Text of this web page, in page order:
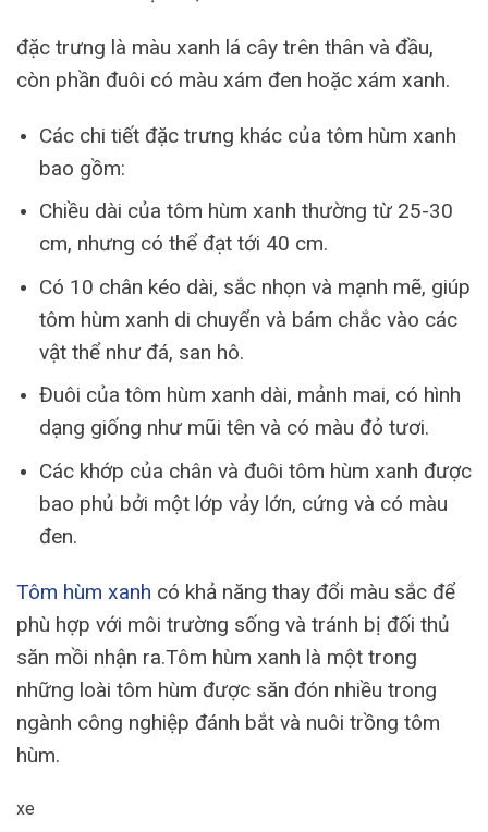
đặc trưng là màu xanh lá cây trên thân và đầu,
còn phần đuôi có màu xám đen hoặc xám xanh.
Các chi tiết đặc trưng khác của tôm hùm xanh
bao gồm:
Chiều dài của tôm hùm xanh thường từ 25-30
cm, nhưng có thể đạt tới 40 cm.
Có 10 chân kéo dài, sắc nhọn và mạnh mẽ, giúp
tôm hùm xanh di chuyển và bám chắc vào các
vật thể như đá, san hô.
Đuôi của tôm hùm xanh dài, mảnh mai, có hình
dạng giống như mũi tên và có màu đỏ tươi.
Các khớp của chân và đuôi tôm hùm xanh được
bao phủ bởi một lớp vảy lớn, cứng và có màu
đen.
Tôm hùm xanh có khả năng thay đổi màu sắc để
phù hợp với môi trường sống và tránh bị đối thủ
săn mồi nhận ra.Tôm hùm xanh là một trong
những loài tôm hùm được săn đón nhiều trong
ngành công nghiệp đánh bắt và nuôi trồng tôm
hùm.
xe